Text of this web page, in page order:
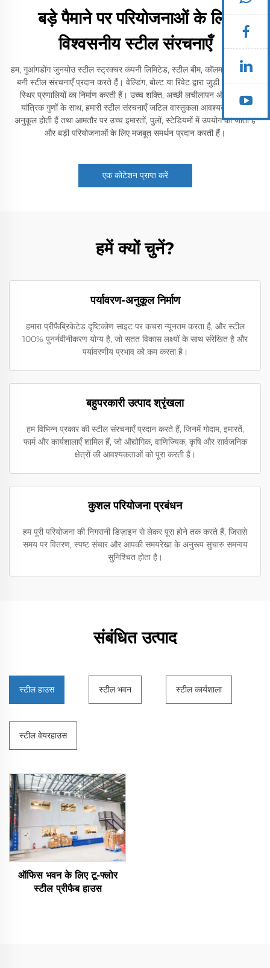
बड़े पैमाने पर परियोजनाओं के लिए
विश्वसनीय स्टील संरचनाएँ
हम, गुआंगडोंग जुनयोउ स्टील स्ट्रक्चर कंपनी लिमिटेड, स्टील बीम, कॉलम और ट्रस से
बनी स्टील संरचनाएँ प्रदान करते हैं। वेल्डिंग, बोल्ट या रिवेट द्वारा जुड़ी ये संरचनाएँ
स्थिर प्रणालियों का निर्माण करती हैं। उच्च शक्ति, अच्छी लचीलापन और उत्कृष्ट
यांत्रिक गुणों के साथ, हमारी स्टील संरचनाएँ जटिल वास्तुकला आवश्यकताओं के
अनुकूल होती हैं तथा आमतौर पर उच्च इमारतों, पुलों, स्टेडियमों में उपयोग की जाती हैं
और बड़ी परियोजनाओं के लिए मजबूत समर्थन प्रदान करती हैं।
एक कोटेशन प्राप्त करें
हमें क्यों चुनें?
पर्यावरण-अनुकूल निर्माण
हमारा प्रीफैब्रिकेटेड दृष्टिकोण साइट पर कचरा न्यूनतम करता है, और स्टील
100% पुनर्नवीनीकरण योग्य है, जो सतत विकास लक्ष्यों के साथ संरेखित है और
पर्यावरणीय प्रभाव को कम करता है।
बहुपरकारी उत्पाद श्रृंखला
हम विभिन्न प्रकार की स्टील संरचनाएँ प्रदान करते हैं, जिनमें गोदाम, इमारतें,
फार्म और कार्यशालाएँ शामिल हैं, जो औद्योगिक, वाणिज्यिक, कृषि और सार्वजनिक
क्षेत्रों की आवश्यकताओं को पूरा करती हैं।
कुशल परियोजना प्रबंधन
हम पूरी परियोजना की निगरानी डिज़ाइन से लेकर पूरा होने तक करते हैं, जिससे
समय पर वितरण, स्पष्ट संचार और आपकी समयरेखा के अनुरूप सुचारु समन्वय
सुनिश्चित होता है।
संबंधित उत्पाद
स्टील हाउस स्टील भवन स्टील कार्यशाला
स्टील वेयरहाउस
ऑफिस भवन के लिए टू-फ्लोर
स्टील प्रीफैब हाउस